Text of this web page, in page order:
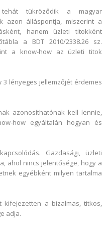
tükröződik a magyar
azon álláspontja, miszerint a
hanem üzleti titokként
a BDT 2010/2338.26 sz.
a know-how az üzleti titok
lényeges jellemzőjét érdemes
azonosíthatónak kell lennie,
how egyáltalán hogyan és
Gazdasági, üzleti
ahol nincs jelentősége, hogy a
egyébként milyen tartalma
kifejezetten a bizalmas, titkos,
adja.